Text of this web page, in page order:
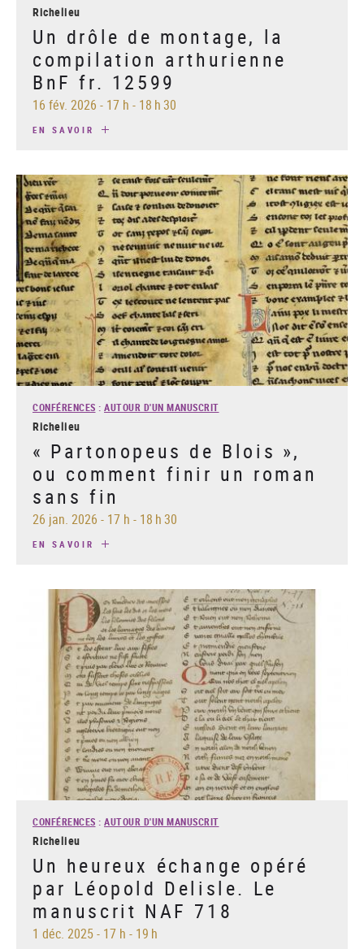
Richelieu
Un drôle de montage, la
compilation arthurienne
BnF fr. 12599
16 fév. 2026 - 17 h - 18 h 30
EN SAVOIR
CONFÉRENCES : AUTOUR D'UN MANUSCRIT
Richelieu
« Partonopeus de Blois »,
ou comment finir un roman
sans fin
26 jan. 2026 - 17 h - 18 h 30
EN SAVOIR
CONFÉRENCES : AUTOUR D'UN MANUSCRIT
Richelieu
Un heureux échange opéré
par Léopold Delisle. Le
manuscrit NAF 718
1 déc. 2025- 17 h - 19 h